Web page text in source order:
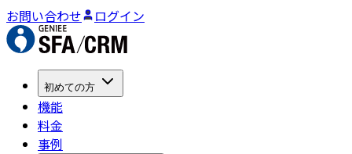
お問い合わせ ログイン
初めての方
機能
料金
事例